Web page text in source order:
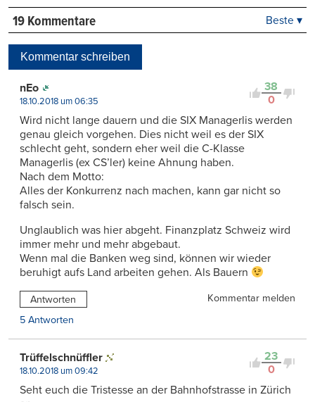
19 Kommentare Beste ▾
Kommentar schreiben
38
0
nEo
18.10.2018 um 06:35
Wird nicht lange dauern und die SIX Managerlis werden
genau gleich vorgehen. Dies nicht weil es der SIX
schlecht geht, sondern eher weil die C-Klasse
Managerlis (ex CS’ler) keine Ahnung haben.
Nach dem Motto:
Alles der Konkurrenz nach machen, kann gar nicht so
falsch sein.
Unglaublich was hier abgeht. Finanzplatz Schweiz wird
immer mehr und mehr abgebaut.
Wenn mal die Banken weg sind, können wir wieder
beruhigt aufs Land arbeiten gehen. Als Bauern
Antworten
Kommentar melden
5 Antworten
23
0
Trüffelschnüffler
18.10.2018 um 09:42
Seht euch die Tristesse an der Bahnhofstrasse in Zürich